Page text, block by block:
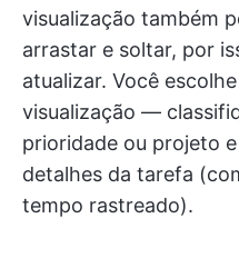
visualização também
arrastar e soltar, por
atualizar. Você
visualização —
prioridade ou projeto
detalhes da tarefa
tempo rastreado).